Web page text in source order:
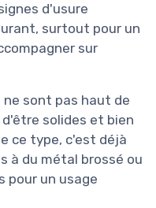
d'usure
surtout pour un
sur
sont pas haut de
solides et bien
ce type, c'est déjà
à du métal brossé ou
pour un usage